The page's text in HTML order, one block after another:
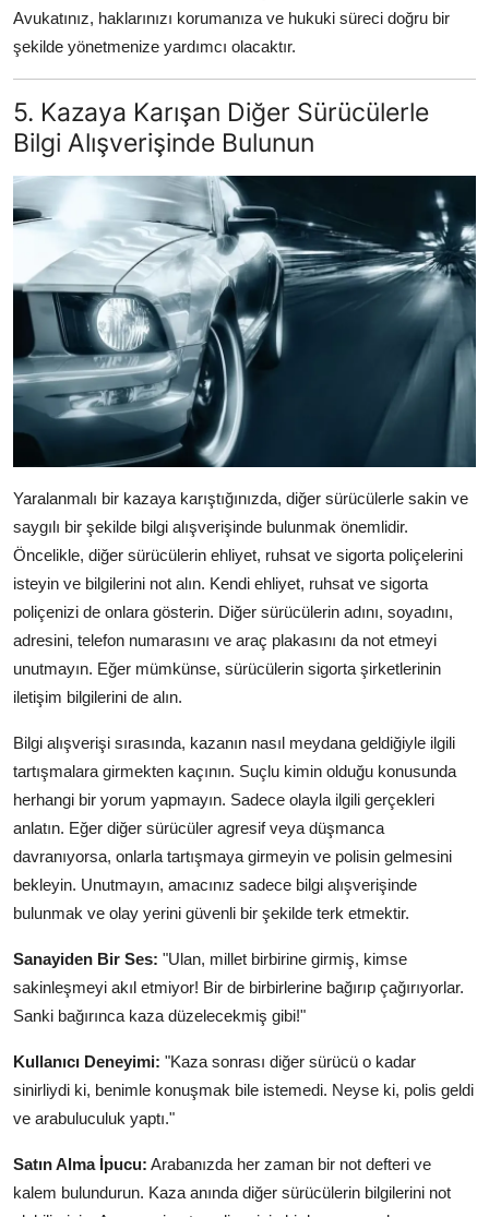
Avukatınız, haklarınızı korumanıza ve hukuki süreci doğru bir
şekilde yönetmenize yardımcı olacaktır.
5. Kazaya Karışan Diğer Sürücülerle
Bilgi Alışverişinde Bulunun
Yaralanmalı bir kazaya karıştığınızda, diğer sürücülerle sakin ve
saygılı bir şekilde bilgi alışverişinde bulunmak önemlidir.
Öncelikle, diğer sürücülerin ehliyet, ruhsat ve sigorta poliçelerini
isteyin ve bilgilerini not alın. Kendi ehliyet, ruhsat ve sigorta
poliçenizi de onlara gösterin. Diğer sürücülerin adını, soyadını,
adresini, telefon numarasını ve araç plakasını da not etmeyi
unutmayın. Eğer mümkünse, sürücülerin sigorta şirketlerinin
iletişim bilgilerini de alın.
Bilgi alışverişi sırasında, kazanın nasıl meydana geldiğiyle ilgili
tartışmalara girmekten kaçının. Suçlu kimin olduğu konusunda
herhangi bir yorum yapmayın. Sadece olayla ilgili gerçekleri
anlatın. Eğer diğer sürücüler agresif veya düşmanca
davranıyorsa, onlarla tartışmaya girmeyin ve polisin gelmesini
bekleyin. Unutmayın, amacınız sadece bilgi alışverişinde
bulunmak ve olay yerini güvenli bir şekilde terk etmektir.
Sanayiden Bir Ses: "Ulan, millet birbirine girmiş, kimse
sakinleşmeyi akıl etmiyor! Bir de birbirlerine bağırıp çağırıyorlar.
Sanki bağırınca kaza düzelecekmiş gibi!"
Kullanıcı Deneyimi: "Kaza sonrası diğer sürücü o kadar
sinirliydi ki, benimle konuşmak bile istemedi. Neyse ki, polis geldi
ve arabuluculuk yaptı."
Satın Alma İpucu: Arabanızda her zaman bir not defteri ve
kalem bulundurun. Kaza anında diğer sürücülerin bilgilerini not